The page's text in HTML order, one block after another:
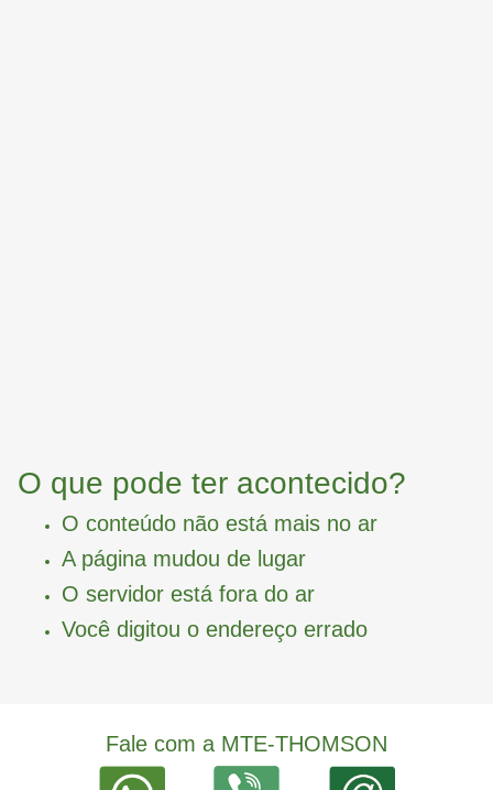
O que pode ter acontecido?
O conteúdo não está mais no ar
A página mudou de lugar
O servidor está fora do ar
Você digitou o endereço errado
Fale com a MTE-THOMSON